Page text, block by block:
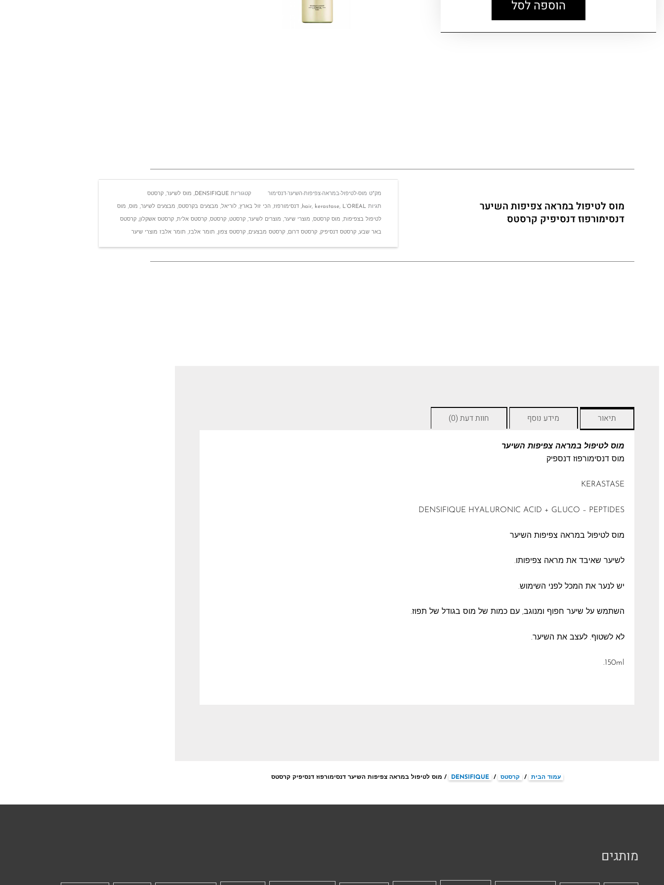
הוספה לסל
מוס לטיפול במראה צפיפות השיער
דנסימורפוז דנסיפיק קרסטס
מק"ט מוס-לטיפול-במראה-צפיפות-השיער-דנסימור קטגוריות DENSIFIQUE
, מוס לשיער,קרסטס
תגיות hair, kerastase, L’OREAL
,דנסימורפוז, הכי זול בארץ,לוריאל, מבצעים בקרסטס, מבצעים לשיער, מוס, מוס
לטיפול בצפיפות, מוס קרסטס, מוצרי שיער, מוצרים לשיער,קרסטט,קרסטס,קרסטס אלית,קרסטס אשקלון,קרסטס
באר שבע,קרסטס דנסיפיק,קרסטס דרום,קרסטס מבצעים,קרסטס צפון, תומר אלבז, תומר אלבז מוצרי שיער
תיאור מידע נוסף חוות דעת (0)
מוס לטיפול במראה צפיפות השיער
מוס דנסימורפוז דנספיק
KERASTASE
DENSIFIQUE HYALURONIC ACID + GLUCO – PEPTIDES
מוס לטיפול במראה צפיפות השיער
לשיער שאיבד את מראה צפיפותו.
יש לנער את המכל לפני השימוש.
השתמש על שיער חפוף ומנוגב, עם כמות של מוס בגודל של תפוז.
לא לשטוף. לעצב את השיער.
150ml.
עמוד הבית / קרסטס /
DENSIFIQUE / מוס לטיפול במראה צפיפות השיער דנסימורפוז דנסיפיק קרסטס
מותגים